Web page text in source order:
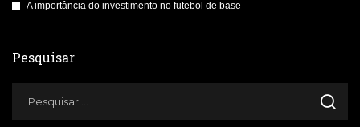
A importância do investimento no futebol de base
Pesquisar